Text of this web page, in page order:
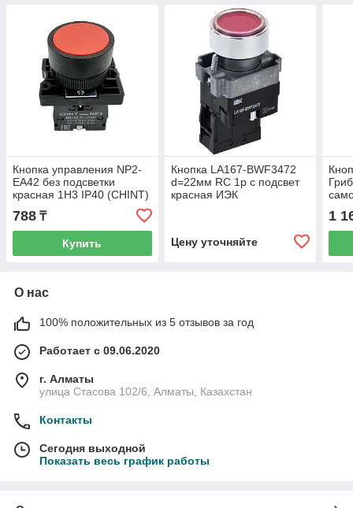
Кнопка управления NP2-
EA42 без подсветки
красная 1Н3 IP40 (CHINT)
574817
788 ₸
Купить
Кнопка LA167-BWF3472
d=22мм RC 1р с подсвет
красная ИЭК
Цену уточняйте
1Н3
1
О нас
100% положительных из 5 отзывов за год
Работает с 09.06.2020
г. Алматы
улица Стасова 102/6, Алматы, Казахстан
Контакты
Сегодня выходной
Показать весь график работы